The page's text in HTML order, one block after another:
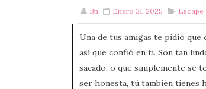
Bñ Enero 31, 2025 Escape
Una de tus amigas te pidió que
así que confió en ti. Son tan
sacado, o que simplemente se
ser honesta, tú también tienes